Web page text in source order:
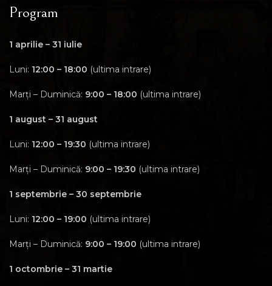
Program
1 aprilie – 31 iulie
Luni: 12:00 – 18:00 (ultima intrare)
Marți – Duminică: 9:00 – 18:00 (ultima intrare)
1 august – 31 august
Luni: 12:00 – 19:30 (ultima intrare)
Marți – Duminică: 9:00 – 19:30 (ultima intrare)
1 septembrie – 30 septembrie
Luni: 12:00 – 19:00 (ultima intrare)
Marți – Duminică: 9:00 – 19:00 (ultima intrare)
1 octombrie – 31 martie